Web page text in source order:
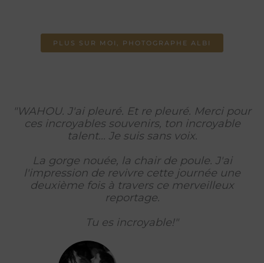
PLUS SUR MOI, PHOTOGRAPHE ALBI
"WAHOU. J'ai pleuré. Et re pleuré. Merci pour
ces incroyables souvenirs, ton incroyable
talent... Je suis sans voix.
La gorge nouée, la chair de poule. J'ai
l'impression de revivre cette journée une
deuxième fois à travers ce merveilleux
reportage.
Tu es incroyable!"